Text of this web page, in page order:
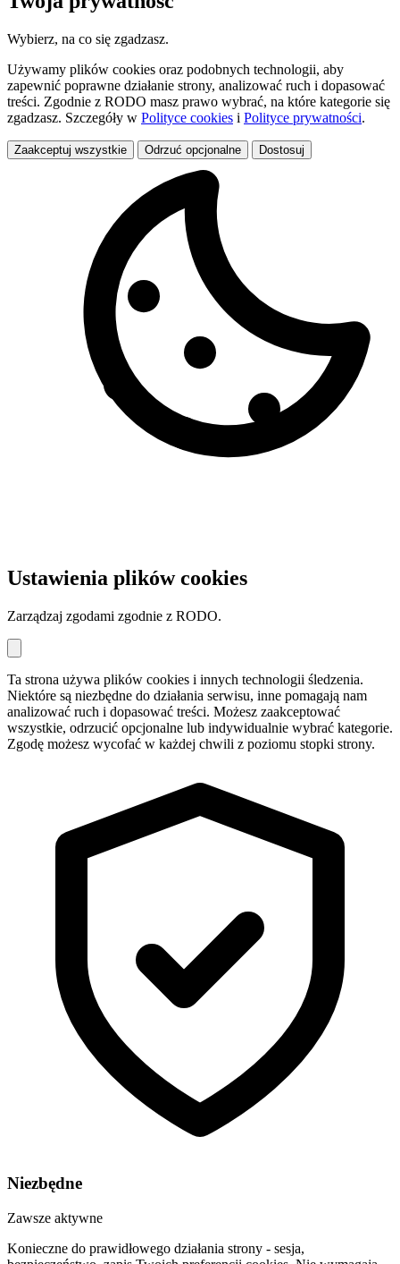
Wybierz, na co się zgadzasz.
Używamy plików cookies oraz podobnych technologii, aby
zapewnić poprawne działanie strony, analizować ruch i dopasować
treści. Zgodnie z RODO masz prawo wybrać, na które kategorie się
zgadzasz. Szczegóły w Polityce cookies i Polityce prywatności.
Zaakceptuj wszystkie Odrzuć opcjonalne Dostosuj
Ustawienia plików cookies
Zarządzaj zgodami zgodnie z RODO.
Ta strona używa plików cookies i innych technologii śledzenia.
Niektóre są niezbędne do działania serwisu, inne pomagają nam
analizować ruch i dopasować treści. Możesz zaakceptować
wszystkie, odrzucić opcjonalne lub indywidualnie wybrać kategorie.
Zgodę możesz wycofać w każdej chwili z poziomu stopki strony.
Niezbędne
Zawsze aktywne
Konieczne do prawidłowego działania strony - sesja,